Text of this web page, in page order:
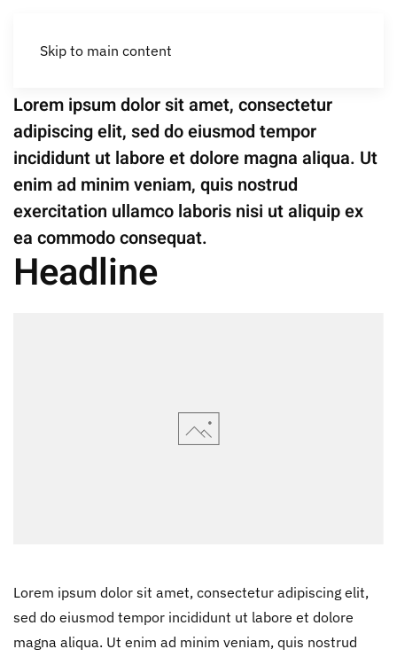
Skip to main content
Renovation Apartamento en Rocallisa
Lorem ipsum dolor sit amet, consectetur
adipiscing elit, sed do eiusmod tempor
incididunt ut labore et dolore magna aliqua. Ut
enim ad minim veniam, quis nostrud
exercitation ullamco laboris nisi ut aliquip ex
ea commodo consequat.
Headline
Lorem ipsum dolor sit amet, consectetur adipiscing elit,
sed do eiusmod tempor incididunt ut labore et dolore
magna aliqua. Ut enim ad minim veniam, quis nostrud